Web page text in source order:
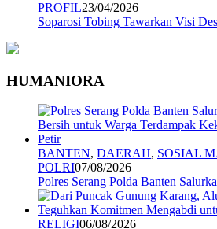
PROFIL23/04/2026
Soparosi Tobing Tawarkan Visi
HUMANIORA
BANTEN, DAERAH, SOSIAL
POLRI07/08/2026
Polres Serang Polda Banten
RELIGI06/08/2026